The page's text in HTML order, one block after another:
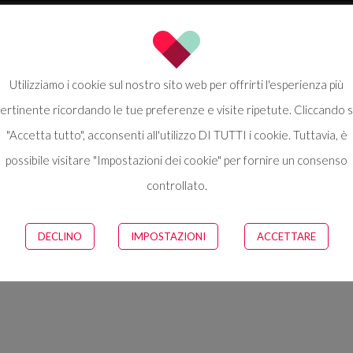
Utilizziamo i cookie sul nostro sito web per offrirti l'esperienza più
ricordando le tue preferenze e visite ripetute. Cliccando
"Accetta tutto", acconsenti all'utilizzo DI TUTTI i cookie. Tuttavia, è
possibile visitare "Impostazioni dei cookie" per fornire un consenso
controllato.
DECLINO IMPOSTAZIONI ACCETTARE